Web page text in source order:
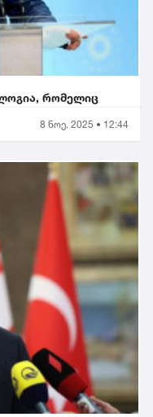
რომელიც
8 ნოე. 2025 • 12:44